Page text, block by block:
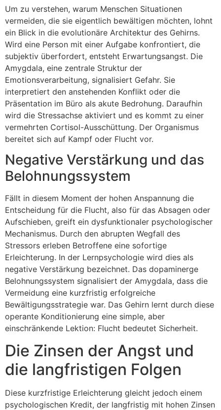
Um zu verstehen, warum Menschen Situationen
vermeiden, die sie eigentlich bewältigen möchten, lohnt
ein Blick in die evolutionäre Architektur des Gehirns.
Wird eine Person mit einer Aufgabe konfrontiert, die
subjektiv überfordert, entsteht Erwartungsangst. Die
Amygdala, eine zentrale Struktur der
Emotionsverarbeitung, signalisiert Gefahr. Sie
interpretiert den anstehenden Konflikt oder die
Präsentation im Büro als akute Bedrohung. Daraufhin
wird die Stressachse aktiviert und es kommt zu einer
vermehrten Cortisol-Ausschüttung. Der Organismus
bereitet sich auf Kampf oder Flucht vor.
Negative Verstärkung und das
Belohnungssystem
Fällt in diesem Moment der hohen Anspannung die
Entscheidung für die Flucht, also für das Absagen oder
Aufschieben, greift ein dysfunktionaler psychologischer
Mechanismus. Durch den abrupten Wegfall des
Stressors erleben Betroffene eine sofortige
Erleichterung. In der Lernpsychologie wird dies als
negative Verstärkung bezeichnet. Das dopaminerge
Belohnungssystem signalisiert der Amygdala, dass die
Vermeidung eine kurzfristig erfolgreiche
Bewältigungsstrategie war. Das Gehirn lernt durch diese
operante Konditionierung eine simple, aber
einschränkende Lektion: Flucht bedeutet Sicherheit.
Die Zinsen der Angst und
die langfristigen Folgen
Diese kurzfristige Erleichterung gleicht jedoch einem
psychologischen Kredit, der langfristig mit hohen Zinsen